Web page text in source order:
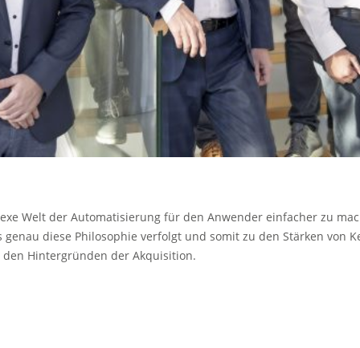
Welt der Automatisierung für den Anwender einfacher zu
diese Philosophie verfolgt und somit zu den Stärken von
den Hintergründen der Akquisition.